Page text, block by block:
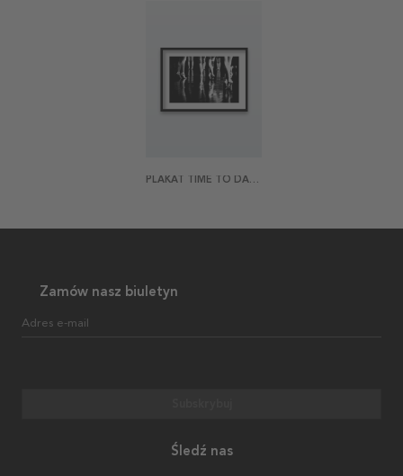
PLAKAT TIME TO DANCE
Zamów nasz biuletyn
Adres e-mail
Śledź nas